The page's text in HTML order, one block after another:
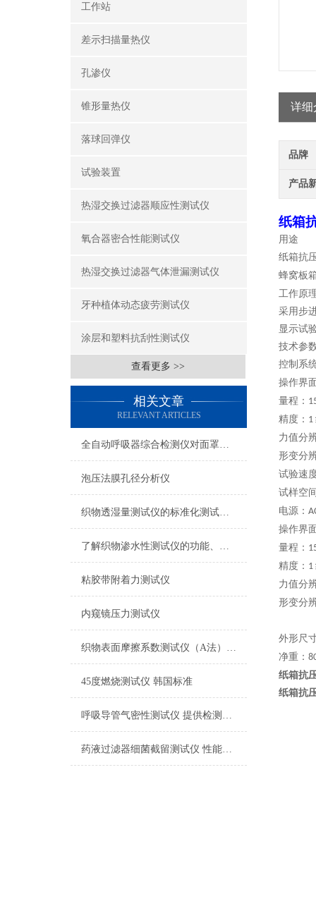
工作站
差示扫描量热仪
孔渗仪
锥形量热仪
落球回弹仪
试验装置
热湿交换过滤器顺应性测试仪
氧合器密合性能测试仪
热湿交换过滤器气体泄漏测试仪
牙种植体动态疲劳测试仪
涂层和塑料抗刮性测试仪
查看更多 >>
相关文章
RELEVANT ARTICLES
全自动呼吸器综合检测仪对面罩泄漏率的定量检测方法
泡压法膜孔径分析仪
织物透湿量测试仪的标准化测试方法与流程介绍
了解织物渗水性测试仪的功能、优势与行业应用
粘胶带附着力测试仪
内窥镜压力测试仪
织物表面摩擦系数测试仪（A法） 检测准确
45度燃烧测试仪 韩国标准
呼吸导管气密性测试仪 提供检测方案
药液过滤器细菌截留测试仪 性能稳定
详细
品牌
产品
纸箱
用途
纸箱抗
蜂窝板
工作原
采用步
显示试
技术参
控制系
操作界
量程：
精度： 1
力值分
形变分
试验速
试样空
电源：
操作界
量程：
精度： 1
力值分
形变分
外形尺
净重：
纸箱抗
纸箱抗